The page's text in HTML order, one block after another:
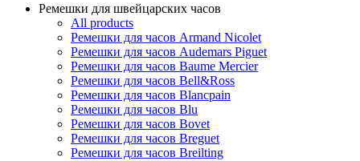
Ремешки для швейцарских часов
All products
Ремешки для часов Armand Nicolet
Ремешки для часов Audemars Piguet
Ремешки для часов Baume Mercier
Ремешки для часов Bell&Ross
Ремешки для часов Blancpain
Ремешки для часов Blu
Ремешки для часов Bovet
Ремешки для часов Breguet
Ремешки для часов Breilting